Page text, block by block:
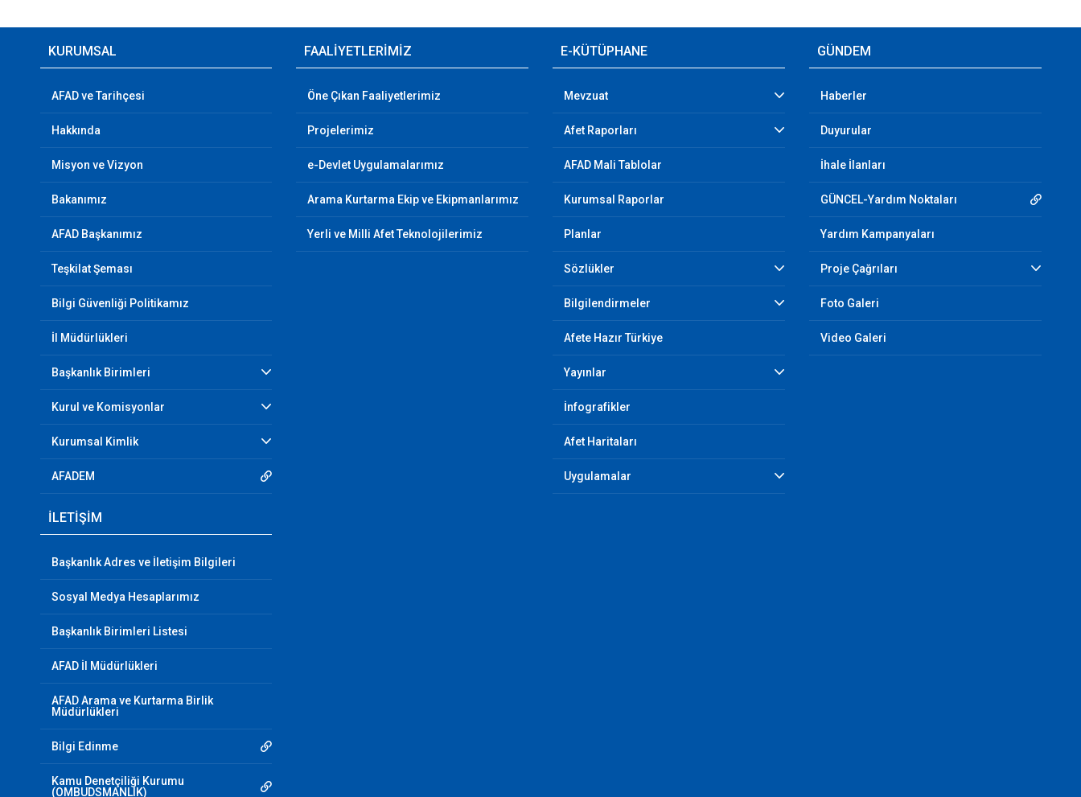
KURUMSAL
AFAD ve Tarihçesi
Hakkında
Misyon ve Vizyon
Bakanımız
AFAD Başkanımız
Teşkilat Şeması
Bilgi Güvenliği Politikamız
İl Müdürlükleri
Başkanlık Birimleri
Kurul ve Komisyonlar
Kurumsal Kimlik
AFADEM
FAALİYETLERİMİZ
Öne Çıkan Faaliyetlerimiz
Projelerimiz
e-Devlet Uygulamalarımız
Arama Kurtarma Ekip ve Ekipmanlarımız
Yerli ve Milli Afet Teknolojilerimiz
E-KÜTÜPHANE
Mevzuat
Afet Raporları
AFAD Mali Tablolar
Kurumsal Raporlar
Planlar
Sözlükler
Bilgilendirmeler
Afete Hazır Türkiye
Yayınlar
İnfografikler
Afet Haritaları
Uygulamalar
GÜNDEM
Haberler
Duyurular
İhale İlanları
GÜNCEL-Yardım Noktaları
Yardım Kampanyaları
Proje Çağrıları
Foto Galeri
Video Galeri
İLETİŞİM
Başkanlık Adres ve İletişim Bilgileri
Sosyal Medya Hesaplarımız
Başkanlık Birimleri Listesi
AFAD İl Müdürlükleri
AFAD Arama ve Kurtarma Birlik
Müdürlükleri
Bilgi Edinme
Kamu Denetçiliği Kurumu
(OMBUDSMANLIK)